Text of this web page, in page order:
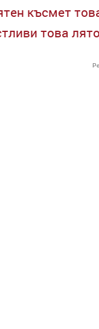
късмет
това лято